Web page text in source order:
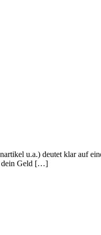
u.a.) deutet klar auf
dein Geld […]